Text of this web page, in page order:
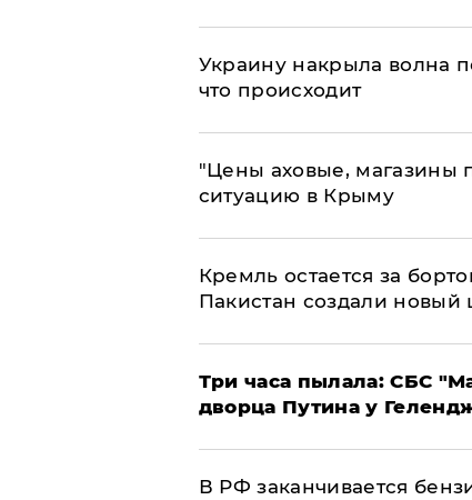
​Украину накрыла волна
что происходит
​"Цены аховые, магазины
ситуацию в Крыму
​Кремль остается за
Пакистан создали новый
Три часа пылала: СБС
дворца Путина у
​В РФ заканчивается